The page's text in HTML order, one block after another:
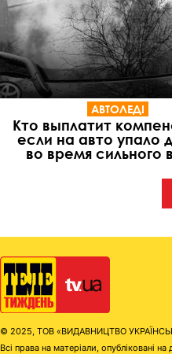
АВТОЛЕДІ
Кто выплатит
если на авто упало
во время сильного
© 2025, ТОВ «ВИДАВНИЦТВО
Всі права на матеріали,